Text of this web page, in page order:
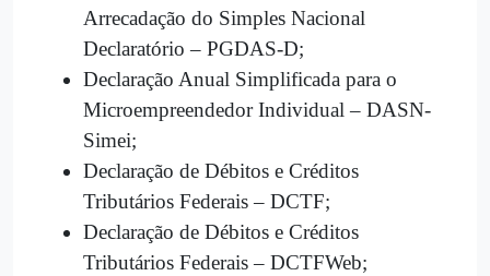
Arrecadação do Simples Nacional
Declaratório – PGDAS-D;
Declaração Anual Simplificada para o
Microempreendedor Individual – DASN-
Simei;
Declaração de Débitos e Créditos
Tributários Federais – DCTF;
Declaração de Débitos e Créditos
Tributários Federais – DCTFWeb;